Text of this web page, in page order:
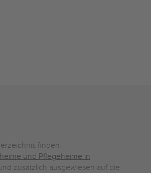
finden
und Pflegeheime in
zusätzlich ausgewiesen auf die